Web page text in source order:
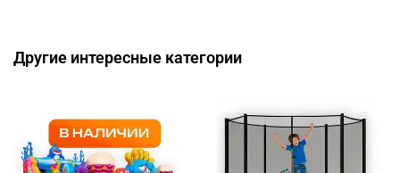
Другие интересные категории